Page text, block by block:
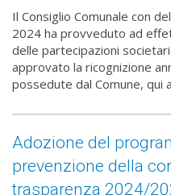
Il Consiglio Comunale con
2024 ha provveduto ad
delle partecipazioni
approvato la ricognizione
possedute dal Comune, qui
Adozione del
prevenzione della
trasparenza 2024/